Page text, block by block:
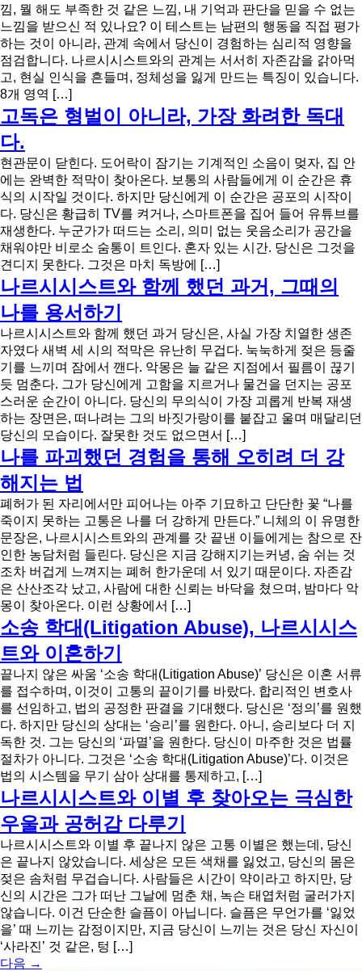
낌, 뭘 해도 부족한 것 같은 느낌, 내 기억과 판단을 믿을 수 없는
느낌을 받으신 적 있나요? 이 테스트는 남편의 행동을 직접 평가
하는 것이 아니라, 관계 속에서 당신이 경험하는 심리적 영향을
점검합니다. 나르시시스트와의 관계는 서서히 자존감을 갉아먹
고, 현실 인식을 흔들며, 정체성을 잃게 만드는 특징이 있습니다.
8개 영역 […]
고독은 형벌이 아니라, 가장 화려한 독대
다.
현관문이 닫힌다. 도어락이 잠기는 기계적인 소음이 멎자, 집 안
에는 완벽한 적막이 찾아온다. 보통의 사람들에게 이 순간은 휴
식의 시작일 것이다. 하지만 당신에게 이 순간은 공포의 시작이
다. 당신은 황급히 TV를 켜거나, 스마트폰을 집어 들어 유튜브를
재생한다. 누군가가 떠드는 소리, 의미 없는 웃음소리가 공간을
채워야만 비로소 숨통이 트인다. 혼자 있는 시간. 당신은 그것을
견디지 못한다. 그것은 마치 독방에 […]
나르시시스트와 함께 했던 과거, 그때의
나를 용서하기
나르시시스트와 함께 했던 과거 당신은, 사실 가장 치열한 생존
자였다 새벽 세 시의 적막은 유난히 무겁다. 눅눅하게 젖은 등줄
기를 느끼며 잠에서 깬다. 악몽은 늘 같은 지점에서 필름이 끊기
듯 멈춘다. 그가 당신에게 고함을 지르거나 물건을 던지는 공포
스러운 순간이 아니다. 당신의 무의식이 가장 괴롭게 반복 재생
하는 장면은, 떠나려는 그의 바짓가랑이를 붙잡고 울며 매달리던
당신의 모습이다. 잘못한 것도 없으면서 […]
나를 파괴했던 경험을 통해 오히려 더 강
해지는 법
폐허가 된 자리에서만 피어나는 아주 기묘하고 단단한 꽃 “나를
죽이지 못하는 고통은 나를 더 강하게 만든다.” 니체의 이 유명한
문장은, 나르시시스트와의 관계를 갓 끝낸 이들에게는 참으로 잔
인한 농담처럼 들린다. 당신은 지금 강해지기는커녕, 숨 쉬는 것
조차 버겁게 느껴지는 폐허 한가운데 서 있기 때문이다. 자존감
은 산산조각 났고, 사람에 대한 신뢰는 바닥을 쳤으며, 밤마다 악
몽이 찾아온다. 이런 상황에서 […]
소송 학대(Litigation Abuse), 나르시시스
트와 이혼하기
끝나지 않은 싸움 ‘소송 학대(Litigation Abuse)’ 당신은 이혼 서류
를 접수하며, 이것이 고통의 끝이기를 바랐다. 합리적인 변호사
를 선임하고, 법의 공정한 판결을 기대했다. 당신은 ‘정의’를 원했
다. 하지만 당신의 상대는 ‘승리’를 원한다. 아니, 승리보다 더 지
독한 것. 그는 당신의 ‘파멸’을 원한다. 당신이 마주한 것은 법률
절차가 아니다. 그것은 ‘소송 학대(Litigation Abuse)’다. 이것은
법의 시스템을 무기 삼아 상대를 통제하고, […]
나르시시스트와 이별 후 찾아오는 극심한
우울과 공허감 다루기
나르시시스트와 이별 후 끝나지 않은 고통 이별은 했는데, 당신
은 끝나지 않았습니다. 세상은 모든 색채를 잃었고, 당신의 몸은
젖은 솜처럼 무겁습니다. 사람들은 시간이 약이라고 하지만, 당
신의 시간은 그가 떠난 그날에 멈춘 채, 녹슨 태엽처럼 굴러가지
않습니다. 이건 단순한 슬픔이 아닙니다. 슬픔은 무언가를 ‘잃었
을’ 때 느끼는 감정이지만, 지금 당신이 느끼는 것은 당신 자신이
‘사라진’ 것 같은, 텅 […]
다음 →